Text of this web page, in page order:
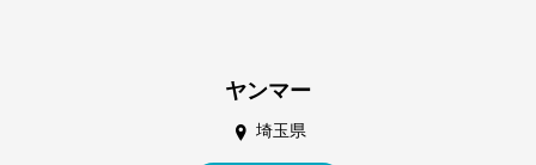
ヤンマー
埼玉県